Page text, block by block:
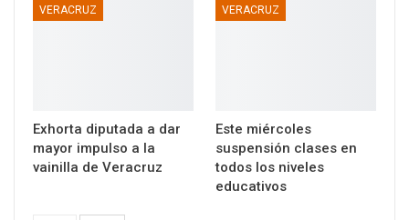
VERACRUZ
Exhorta diputada a dar
mayor impulso a la
vainilla de Veracruz
VERACRUZ
Este miércoles
suspensión clases en
todos los niveles
educativos